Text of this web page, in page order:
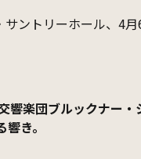
ントリーホール、4
響楽団ブルックナー・
き。